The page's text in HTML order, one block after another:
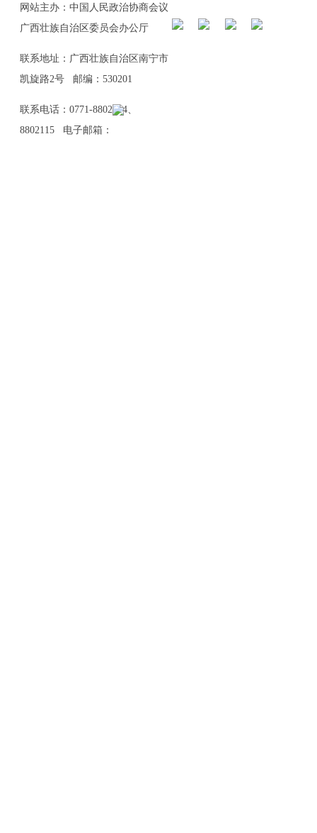
网站主办：中国人民政治协商会议
广西壮族自治区委员会办公厅
联系地址：广西壮族自治区南宁市
凯旋路2号 邮编：530201
联系电话：0771-8802114、
8802115 电子邮箱：